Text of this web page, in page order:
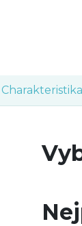
Charakteristika